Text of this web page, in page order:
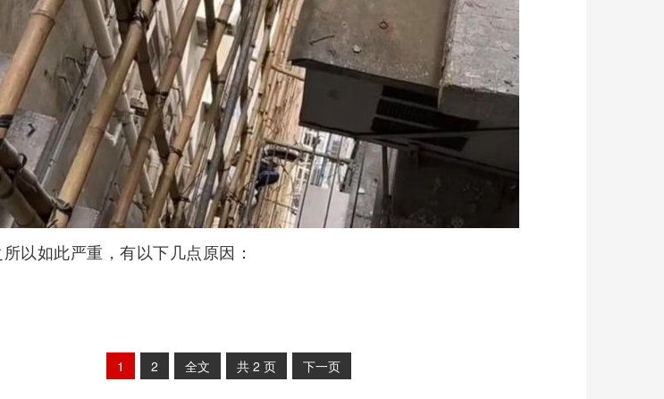
以如此严重，有以下几点原因：
1 2 全文 共 2 页 下一页